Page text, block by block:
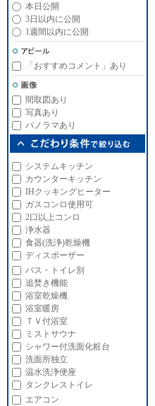
本日公開
3日以内に公開
1週間以内に公開
「おすすめコメント」あり
間取図あり
写真あり
パノラマあり
システムキッチン
カウンターキッチン
IHクッキングヒーター
ガスコンロ使用可
2口以上コンロ
浄水器
食器(洗浄)乾燥機
ディスポーザー
バス・トイレ別
追焚き機能
浴室乾燥機
浴室暖房
ＴＶ付浴室
ミストサウナ
シャワー付洗面化粧台
洗面所独立
温水洗浄便座
タンクレストイレ
エアコン